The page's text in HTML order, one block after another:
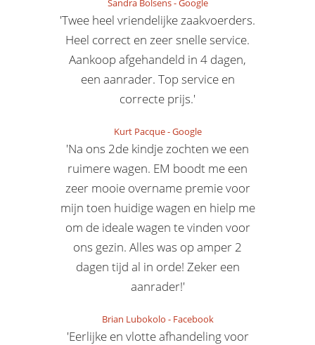
Sandra Bolsens-Google
'Twee heel vriendelijke zaakvoerders.
Heel correct en zeer snelle service.
Aankoop afgehandeld in 4 dagen,
een aanrader. Top service en
correcte prijs.'
Kurt Pacque-Google
'Na ons 2de kindje zochten we een
ruimere wagen. EM boodt me een
zeer mooie overname premie voor
mijn toen huidige wagen en hielp me
om de ideale wagen te vinden voor
ons gezin. Alles was op amper 2
dagen tijd al in orde! Zeker een
aanrader!'
Brian Lubokolo - Facebook
'Eerlijke en vlotte afhandeling voor